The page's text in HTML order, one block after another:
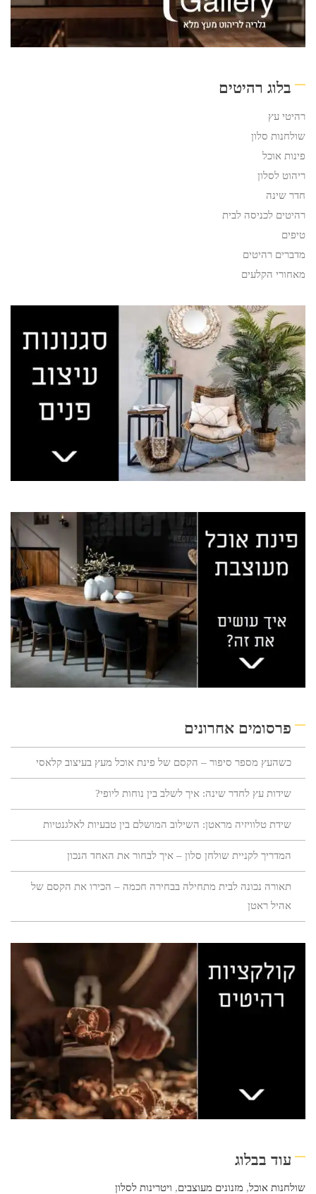
בלוג רהיטים
רהיטי עץ
שולחנות סלון
פינות אוכל
ריהוט לסלון
חדר שינה
רהיטים לכניסה לבית
טיפים
מדברים רהיטים
מאחורי הקלעים
פרסומים אחרונים
כשהעץ מספר סיפור – הקסם של פינת אוכל מעץ בעיצוב קלאסי
שידות עץ לחדר שינה: איך לשלב בין נוחות ליופי?
שידת טלוויזיה מראטן: השילוב המושלם בין טבעיות לאלגנטיות
המדריך לקניית שולחן סלון – איך לבחור את האחד הנכון
תאורה נכונה לבית מתחילה בבחירה חכמה – הכירו את הקסם של
אהיל ראטן
עוד בבלוג
שולחנות אוכל, מזנונים מעוצבים, ויטרינות לסלון